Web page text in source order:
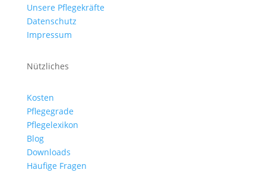
Unsere Pflegekräfte
Datenschutz
Impressum
Nützliches
Kosten
Pflegegrade
Pflegelexikon
Blog
Downloads
Häufige Fragen